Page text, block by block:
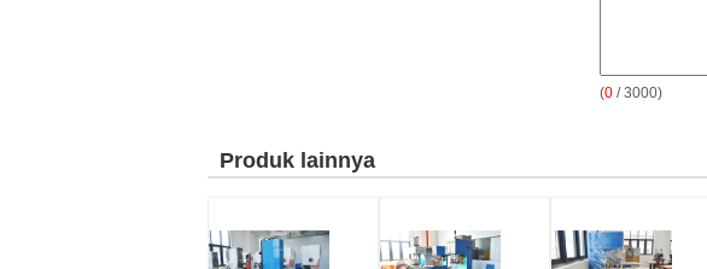
(0 / 3000)
Produk lainnya